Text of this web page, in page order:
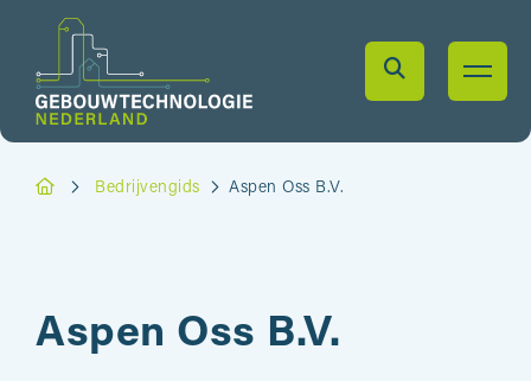
Bedrijvengids Aspen Oss B.V.
Aspen Oss B.V.